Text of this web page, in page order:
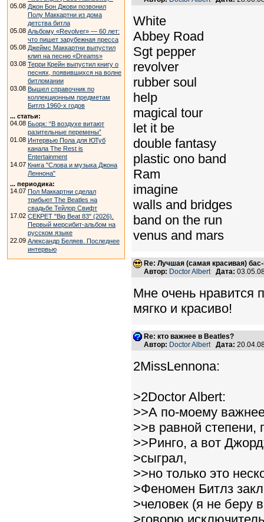
05.08 Джон Бон Джови позвонил
Полу Маккартни из дома
детства битла
05.08 Альбому «Revolver» — 60 лет:
что пишет зарубежная пресса
05.08 Джеймс Маккартни выпустил
клип на песню «Dreams»
03.08 Терри Крейн выпустил книгу о
песнях, появившихся на волне
битломании
03.08 Вышел справочник по
коллекционным предметам
Битлз 1960-х годов
... статьи:
04.08 Бьорк: “В воздухе витают
разительные перемены”
01.08 Интервью Пола для ЮТуб
канала The Rest is
Entertainment
14.07 Книга "Слова и музыка Джона
Леннона"
... периодика:
14.07 Пол Маккартни сделал
трибьют The Beatles на
свадьбе Тейлор Свифт
17.02 СЕКРЕТ "Big Beat 83" (2026).
Первый мерсибит-альбом на
русском языке
22.09 Александр Беляев. Последнее
интервью
White
Abbey Road
Sgt pepper
revolver
rubber soul
help
magical tour
let it be
double fantasy
plastic ono band
Ram
imagine
walls and bridges
band on the run
venus and mars
Re: Лучшая (самая красивая)
Автор: Doctor Albert Дата:
Мне очень нравится
мягко и красиво!
Re: кто важнее в Beatles?
Автор: Doctor Albert Дата:
2MissLennona:
>2Doctor Albert:
>>А по-моему
>>в равной
>>Ринго, а вот
>сыграл,
>>но только это
>Феномен Битлз
>человек (я не беру